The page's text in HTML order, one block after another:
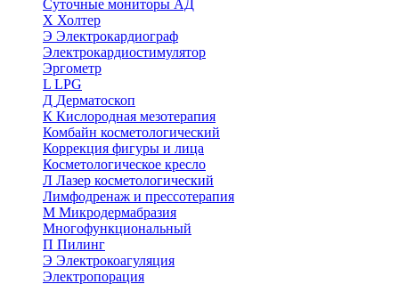
Суточные мониторы АД
Х Холтер
Э Электрокардиограф
Электрокардиостимулятор
Эргометр
L LPG
Д Дерматоскоп
К Кислородная мезотерапия
Комбайн косметологический
Коррекция фигуры и лица
Косметологическое кресло
Л Лазер косметологический
Лимфодренаж и прессотерапия
М Микродермабразия
Многофункциональный
П Пилинг
Э Электрокоагуляция
Электропорация